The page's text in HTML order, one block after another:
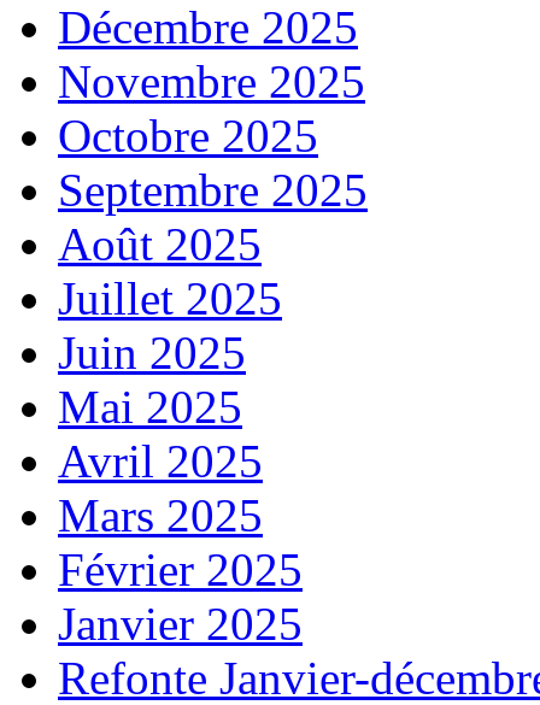
Décembre 2025
Novembre 2025
Octobre 2025
Septembre 2025
Août 2025
Juillet 2025
Juin 2025
Mai 2025
Avril 2025
Mars 2025
Février 2025
Janvier 2025
Refonte Janvier-